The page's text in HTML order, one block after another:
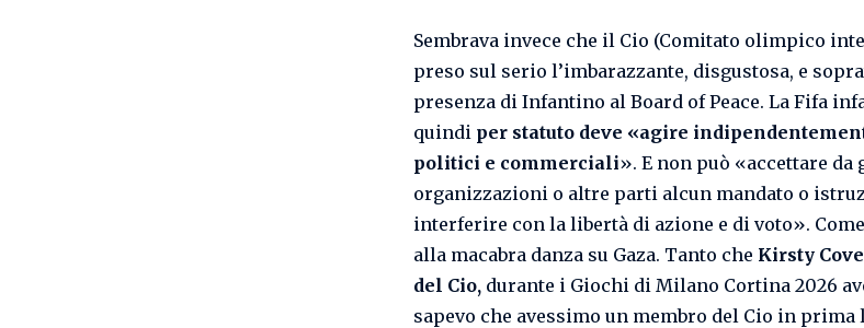
Sembrava invece che il Cio (Comitato olimpico
preso sul serio l’imbarazzante, disgustosa, e
presenza di Infantino al Board of Peace. La Fifa
quindi per statuto deve «agire
politici e commerciali». E non può «accettare da
organizzazioni o altre parti alcun mandato o
interferire con la libertà di azione e di voto».
alla macabra danza su Gaza. Tanto che Kirsty
del Cio, durante i Giochi di Milano Cortina 2026
sapevo che avessimo un membro del Cio in prima